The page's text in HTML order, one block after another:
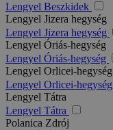
Lengyel Beszkidek
Lengyel Jizera hegység
Lengyel Jizera hegység
Lengyel Óriás-hegység
Lengyel Óriás-hegység
Lengyel Orlicei-hegység
Lengyel Orlicei-hegység
Lengyel Tátra
Lengyel Tátra
Polanica Zdrój